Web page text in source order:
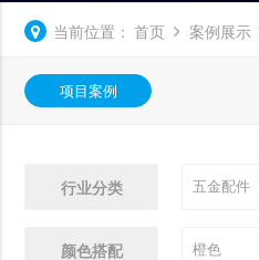
当前位置： 首页 案例展示
项目案例
行业分类
颜色搭配